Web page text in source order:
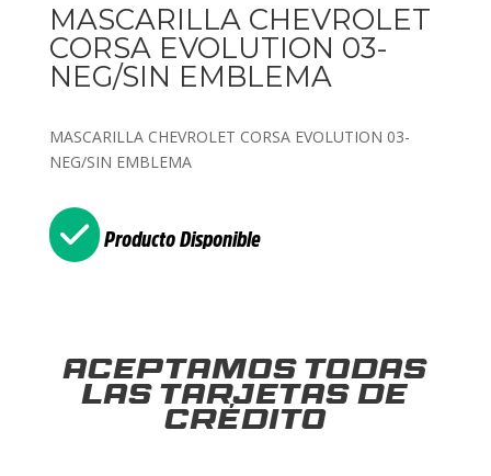
MASCARILLA CHEVROLET
CORSA EVOLUTION 03-
NEG/SIN EMBLEMA
MASCARILLA CHEVROLET CORSA EVOLUTION 03-
NEG/SIN EMBLEMA
Producto Disponible
Aceptamos todas
las tarjetas de
crédito